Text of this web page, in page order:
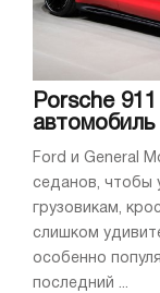
Porsche
Ford и General
седанов, чтобы
грузовикам,
слишком
особенно
последний ...